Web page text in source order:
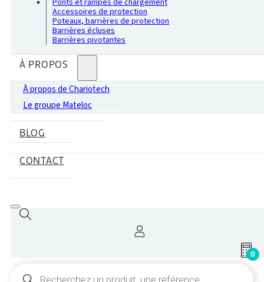
Accessoires de protection
Poteaux, barrières de protection
Barrières écluses
Barrières pivotantes
À PROPOS
À propos de Chariotech
Le groupe Mateloc
BLOG
CONTACT
0